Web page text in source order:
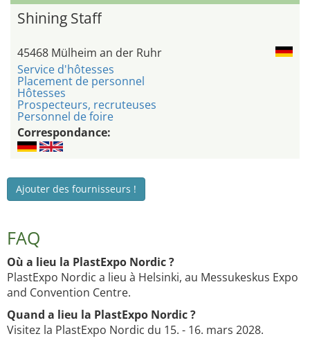
Shining Staff
45468 Mülheim an der Ruhr
Service d'hôtesses
Placement de personnel
Hôtesses
Prospecteurs, recruteuses
Personnel de foire
Correspondance:
Ajouter des fournisseurs !
FAQ
Où a lieu la PlastExpo Nordic ?
PlastExpo Nordic a lieu à Helsinki, au Messukeskus Expo
and Convention Centre.
Quand a lieu la PlastExpo Nordic ?
Visitez la PlastExpo Nordic du 15. - 16. mars 2028.